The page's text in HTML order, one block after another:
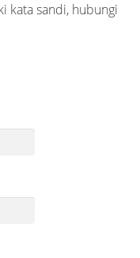
kata sandi, hubungi